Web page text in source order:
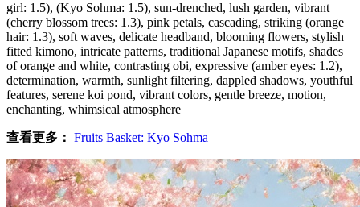
girl: 1.5), (Kyo Sohma: 1.5), sun-drenched, lush garden, vibrant
(cherry blossom trees: 1.3), pink petals, cascading, striking (orange
hair: 1.3), soft waves, delicate headband, blooming flowers, stylish
fitted kimono, intricate patterns, traditional Japanese motifs, shades
of orange and white, contrasting obi, expressive (amber eyes: 1.2),
determination, warmth, sunlight filtering, dappled shadows, youthful
features, serene koi pond, vibrant colors, gentle breeze, motion,
enchanting, whimsical atmosphere
查看更多： Fruits Basket: Kyo Sohma